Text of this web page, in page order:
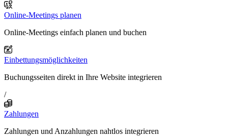
Online-Meetings planen
Online-Meetings einfach planen und buchen
Einbettungsmöglichkeiten
Buchungsseiten direkt in Ihre Website integrieren
/
Zahlungen
Zahlungen und Anzahlungen nahtlos integrieren